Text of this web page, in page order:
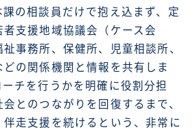
の相談員だけで抱え込まず、定
支援地域協議会（ケース会
事務所、保健所、児童相談所、
の関係機関と情報を共有しま
チを行うかを明確に役割分担
とのつながりを回復するまで、
走支援を続けるという、非常に